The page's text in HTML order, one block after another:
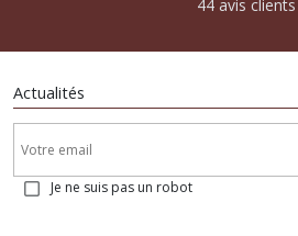
44 avis clients
Actualités
Je ne suis pas un robot